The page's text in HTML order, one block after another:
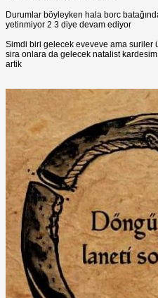
Durumlar böyleyken hala borc
yetinmiyor 2 3 diye devam ediyor
Simdi biri gelecek eveveve ama suriler
sira onlara da gelecek natalist
artik